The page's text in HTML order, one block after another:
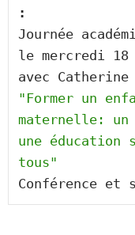
:
Journée
le mercredi 18
avec
"Former un
maternelle:
une
tous"
Conférence et